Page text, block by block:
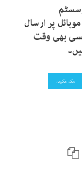
پر ارسال
بھی وقت
مکہ مکرمہ